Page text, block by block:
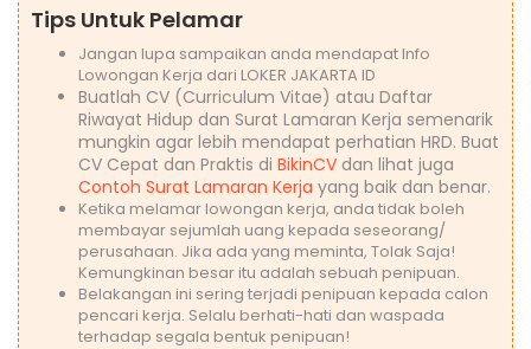
Tips Untuk Pelamar
Jangan lupa sampaikan anda mendapat Info
Lowongan Kerja dari LOKER JAKARTA ID
Buatlah CV (Curriculum Vitae) atau Daftar
Riwayat Hidup dan Surat Lamaran Kerja semenarik
mungkin agar lebih mendapat perhatian HRD. Buat
CV Cepat dan Praktis di BikinCV dan lihat juga
Contoh Surat Lamaran Kerja yang baik dan benar.
Ketika melamar lowongan kerja, anda tidak boleh
membayar sejumlah uang kepada seseorang/
perusahaan. Jika ada yang meminta, Tolak Saja!
Kemungkinan besar itu adalah sebuah penipuan.
Belakangan ini sering terjadi penipuan kepada calon
pencari kerja. Selalu berhati-hati dan waspada
terhadap segala bentuk penipuan!